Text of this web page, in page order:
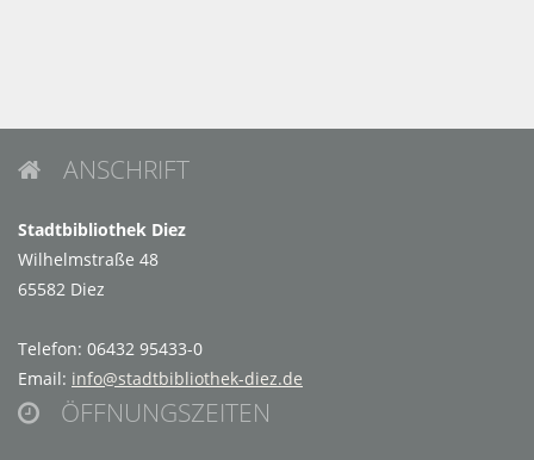
 ANSCHRIFT
Stadtbibliothek Diez
Wilhelmstraße 48
65582 Diez
Telefon: 06432 95433-0
Email: info@stadtbibliothek-diez.de
 ÖFFNUNGSZEITEN